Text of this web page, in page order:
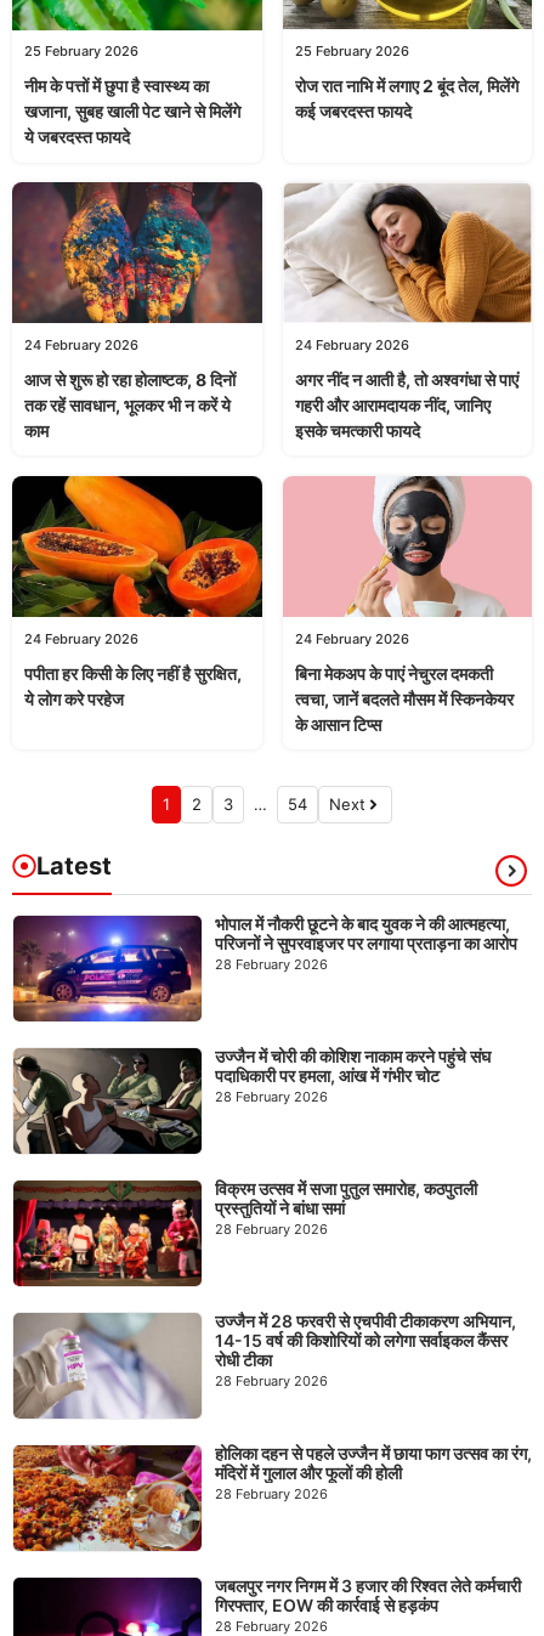
25 February 2026
नीम के पत्तों में छुपा है स्वास्थ्य का
खजाना, सुबह खाली पेट खाने से मिलेंगे
ये जबरदस्त फायदे
25 February 2026
रोज रात नाभि में लगाए 2 बूंद तेल, मिलेंगे
कई जबरदस्त फायदे
24 February 2026
आज से शुरू हो रहा होलाष्टक, 8 दिनों
तक रहें सावधान, भूलकर भी न करें ये
काम
24 February 2026
अगर नींद न आती है, तो अश्वगंधा से पाएं
गहरी और आरामदायक नींद, जानिए
इसके चमत्कारी फायदे
24 February 2026
पपीता हर किसी के लिए नहीं है सुरक्षित,
ये लोग करे परहेज
24 February 2026
बिना मेकअप के पाएं नेचुरल दमकती
त्वचा, जानें बदलते मौसम में स्किनकेयर
के आसान टिप्स
1 2 3 … 54 Next
Latest
भोपाल में नौकरी छूटने के बाद युवक ने की आत्महत्या,
परिजनों ने सुपरवाइजर पर लगाया प्रताड़ना का आरोप
28 February 2026
उज्जैन में चोरी की कोशिश नाकाम करने पहुंचे संघ
पदाधिकारी पर हमला, आंख में गंभीर चोट
28 February 2026
विक्रम उत्सव में सजा पुतुल समारोह, कठपुतली
प्रस्तुतियों ने बांधा समां
28 February 2026
उज्जैन में 28 फरवरी से एचपीवी टीकाकरण अभियान,
14-15 वर्ष की किशोरियों को लगेगा सर्वाइकल कैंसर
रोधी टीका
28 February 2026
होलिका दहन से पहले उज्जैन में छाया फाग उत्सव का रंग,
मंदिरों में गुलाल और फूलों की होली
28 February 2026
जबलपुर नगर निगम में 3 हजार की रिश्वत लेते कर्मचारी
गिरफ्तार, EOW की कार्रवाई से हड़कंप
28 February 2026